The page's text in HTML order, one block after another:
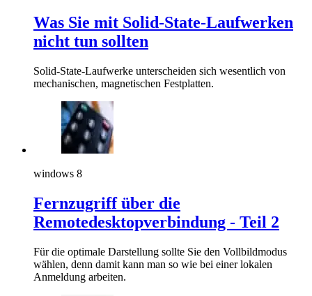
Was Sie mit Solid-State-Laufwerken
nicht tun sollten
Solid-State-Laufwerke unterscheiden sich wesentlich von
mechanischen, magnetischen Festplatten.
windows 8
Fernzugriff über die
Remotedesktopverbindung - Teil 2
Für die optimale Darstellung sollte Sie den Vollbildmodus
wählen, denn damit kann man so wie bei einer lokalen
Anmeldung arbeiten.